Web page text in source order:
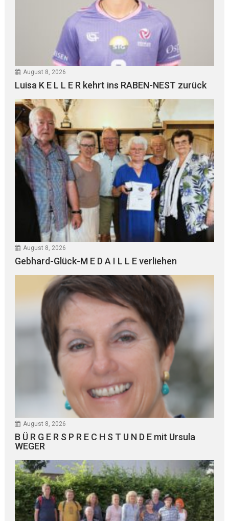
August 8, 2026
Luisa K E L L E R kehrt ins RABEN-NEST zurück
August 8, 2026
Gebhard-Glück-M E D A I L L E verliehen
August 8, 2026
B Ü R G E R S P R E C H S T U N D E mit Ursula
WEGER